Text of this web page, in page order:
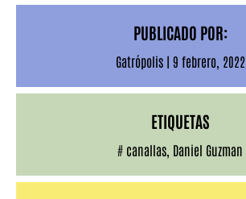
PUBLICADO POR:
Gatrópolis | 9 febrero, 2022
ETIQUETAS
# canallas Daniel Guzman